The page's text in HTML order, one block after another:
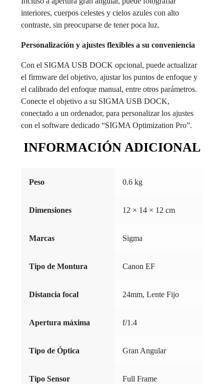
interiores, cuerpos celestes y cielos azules con alto
contraste, sin preocuparse de tener poca luz.
Personalización y ajustes flexibles a su conveniencia
Con el SIGMA USB DOCK opcional, puede actualizar
el firmware del objetivo, ajustar los puntos de enfoque y
el calibrado del enfoque manual, entre otros parámetros.
Conecte el objetivo a su SIGMA USB DOCK,
conectado a un ordenador, para personalizar los ajustes
con el software dedicado “SIGMA Optimization Pro”.
INFORMACIÓN ADICIONAL
Peso 0.6 kg
Dimensiones 12 × 14 × 12 cm
Marcas Sigma
Tipo de Montura Canon EF
Distancia focal 24mm, Lente Fijo
Apertura máxima f/1.4
Tipo de Óptica Gran Angular
Tipo Sensor Full Frame